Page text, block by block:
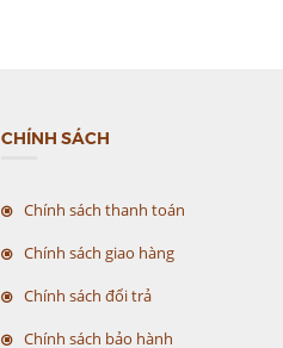
CHÍNH SÁCH
Chính sách thanh toán
Chính sách giao hàng
Chính sách đổi trả
Chính sách bảo hành